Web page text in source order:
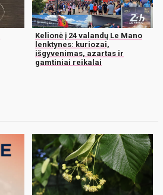
Kelionė į 24 valandų Le Mano
lenktynes: kuriozai,
išgyvenimas, azartas ir
gamtiniai reikalai